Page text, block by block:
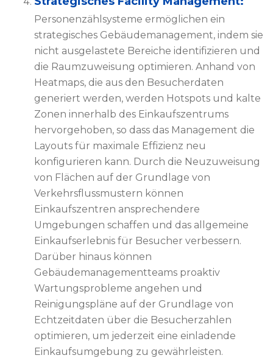
Personenzählsysteme ermöglichen ein
strategisches Gebäudemanagement, indem sie
nicht ausgelastete Bereiche identifizieren und
die Raumzuweisung optimieren. Anhand von
Heatmaps, die aus den Besucherdaten
generiert werden, werden Hotspots und kalte
Zonen innerhalb des Einkaufszentrums
hervorgehoben, so dass das Management die
Layouts für maximale Effizienz neu
konfigurieren kann. Durch die Neuzuweisung
von Flächen auf der Grundlage von
Verkehrsflussmustern können
Einkaufszentren ansprechendere
Umgebungen schaffen und das allgemeine
Einkaufserlebnis für Besucher verbessern.
Darüber hinaus können
Gebäudemanagementteams proaktiv
Wartungsprobleme angehen und
Reinigungspläne auf der Grundlage von
Echtzeitdaten über die Besucherzahlen
optimieren, um jederzeit eine einladende
Einkaufsumgebung zu gewährleisten.